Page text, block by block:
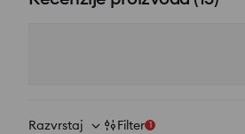
Razvrstaj Filter 1